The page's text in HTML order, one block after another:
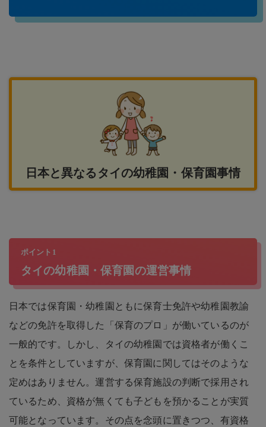
日本と異なるタイの幼稚園・保育園事情
ポイント1
タイの幼稚園・保育園の運営事情
日本では保育園・幼稚園ともに保育士免許や幼稚園教諭
などの免許を取得した「保育のプロ」が働いているのが
一般的です。しかし、タイの幼稚園では資格者が働くこ
とを条件としていますが、保育園に関してはそのような
定めはありません。運営する保育施設の判断で採用され
ているため、資格が無くても子どもを預かることが実質
可能となっています。その点を念頭に置きつつ、有資格